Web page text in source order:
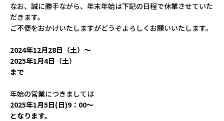
なお、誠に勝手ながら、年末年始は下記の日程で休業させていた
だきます。
ご不便をおかけいたしますがどうぞよろしくお願いいたします。
2024年12月28日（土）～
2025年1月4日（土）
まで
年始の営業につきましては
2025年1月5日(日)9：00～
となります。